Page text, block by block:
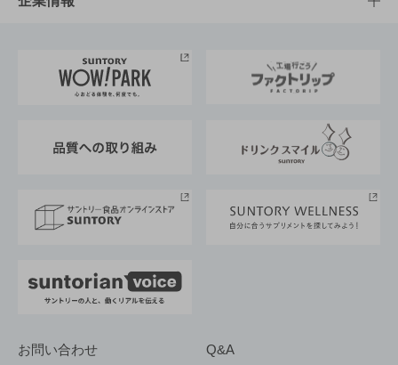
地域情報
サントリーサンバーズ大阪
サントリーが考えるサステナビリティ経営
企業概要
採用情報
お問い合わせ Q&A